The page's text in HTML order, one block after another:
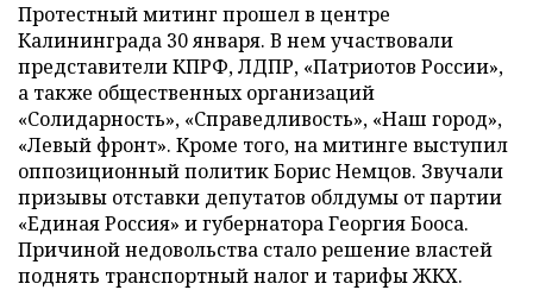
Протестный митинг прошел в центре
Калининграда 30 января. В нем участвовали
представители КПРФ, ЛДПР, «Патриотов России»,
а также общественных организаций
«Солидарность», «Справедливость», «Наш город»,
«Левый фронт». Кроме того, на митинге выступил
оппозиционный политик Борис Немцов. Звучали
призывы отставки депутатов облдумы от партии
«Единая Россия» и губернатора Георгия Бооса.
Причиной недовольства стало решение властей
поднять транспортный налог и тарифы ЖКХ.